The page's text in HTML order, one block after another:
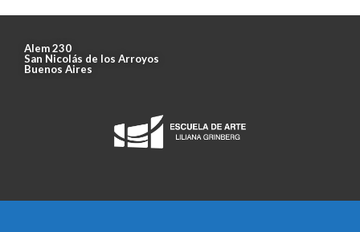
Alem 230
San Nicolás de los Arroyos
Buenos Aires